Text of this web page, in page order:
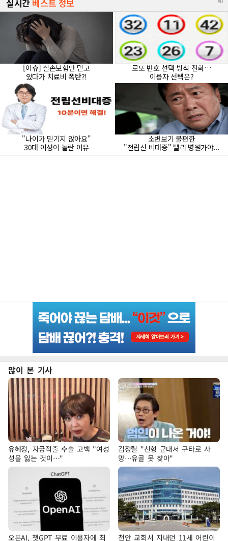
많이 본 기사
유혜정, 자궁적출 수술 고백 "여성
성을 잃는 것이…"
김정렬 "친형 군대서 구타로 사
망…유골 못 찾아"
오픈AI, 챗GPT 무료 이용자에 최 천안 교회서 지내던 11세 어린이